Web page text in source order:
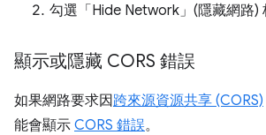
勾選「Hide Network」(隱藏網路)
顯示或隱藏 CORS 錯誤
如果網路要求因跨來源資源共享 (CORS)
能會顯示 CORS 錯誤。